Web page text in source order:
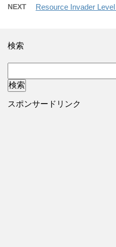
NEXT Resource Invader
検索
スポンサードリンク